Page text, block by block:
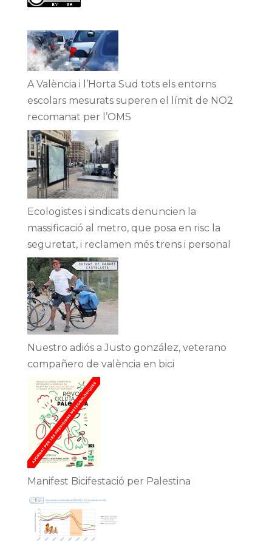
A València i l’Horta Sud tots els entorns
escolars mesurats superen el límit de NO2
recomanat per l’OMS
Ecologistes i sindicats denuncien la
massificació al metro, que posa en risc la
seguretat, i reclamen més trens i personal
Nuestro adiós a Justo gonzález, veterano
compañero de valència en bici
Manifest Bicifestació per Palestina